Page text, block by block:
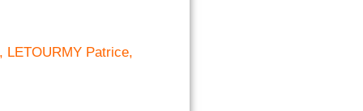
LETOURMY Patrice,